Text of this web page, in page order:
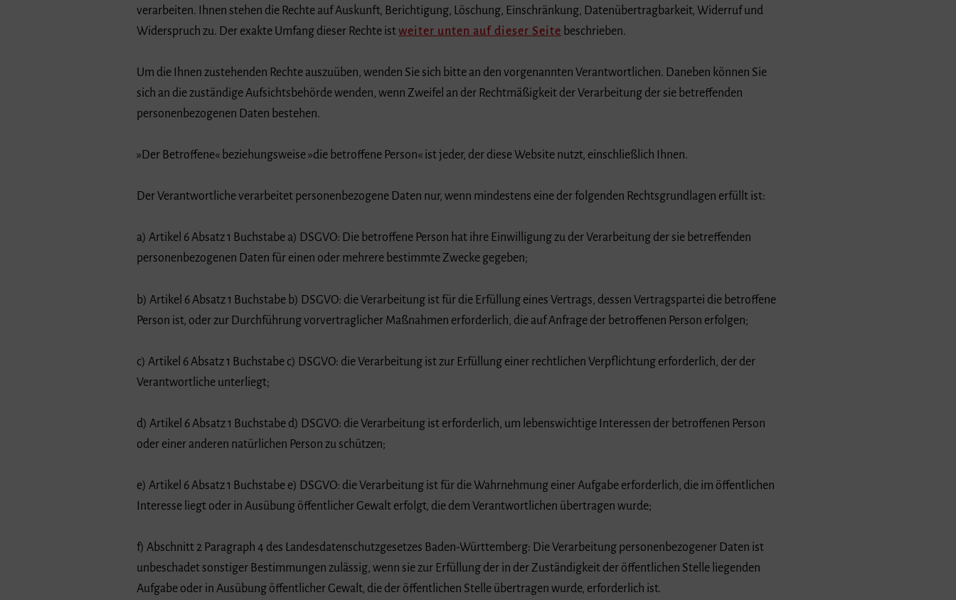
verarbeiten. Ihnen stehen die Rechte auf Auskunft, Berichtigung, Löschung, Einschränkung, Datenübertragbarkeit, Widerruf und
Widerspruch zu. Der exakte Umfang dieser Rechte istweiter unten auf dieser Seite beschrieben.
Um die Ihnen zustehenden Rechte auszuüben, wenden Sie sich bitte an den vorgenannten Verantwortlichen. Daneben können Sie
sich an die zuständige Aufsichtsbehörde wenden, wenn Zweifel an der Rechtmäßigkeit der Verarbeitung der sie betreffenden
personenbezogenen Daten bestehen.
»Der Betroffene« beziehungsweise »die betroffene Person« ist jeder, der diese Website nutzt, einschließlich Ihnen.
Der Verantwortliche verarbeitet personenbezogene Daten nur, wenn mindestens eine der folgenden Rechtsgrundlagen erfüllt ist:
a) Artikel 6 Absatz 1 Buchstabe a) DSGVO: Die betroffene Person hat ihre Einwilligung zu der Verarbeitung der sie betreffenden
personenbezogenen Daten für einen oder mehrere bestimmte Zwecke gegeben;
b) Artikel 6 Absatz 1 Buchstabe b) DSGVO: die Verarbeitung ist für die Erfüllung eines Vertrags, dessen Vertragspartei die betroffene
Person ist, oder zur Durchführung vorvertraglicher Maßnahmen erforderlich, die auf Anfrage der betroffenen Person erfolgen;
c) Artikel 6 Absatz 1 Buchstabe c) DSGVO: die Verarbeitung ist zur Erfüllung einer rechtlichen Verpflichtung erforderlich, der der
Verantwortliche unterliegt;
d) Artikel 6 Absatz 1 Buchstabe d) DSGVO: die Verarbeitung ist erforderlich, um lebenswichtige Interessen der betroffenen Person
oder einer anderen natürlichen Person zu schützen;
e) Artikel 6 Absatz 1 Buchstabe e) DSGVO: die Verarbeitung ist für die Wahrnehmung einer Aufgabe erforderlich, die im öffentlichen
Interesse liegt oder in Ausübung öffentlicher Gewalt erfolgt, die dem Verantwortlichen übertragen wurde;
f) Abschnitt 2 Paragraph 4 des Landesdatenschutzgesetzes Baden-Württemberg: Die Verarbeitung personenbezogener Daten ist
unbeschadet sonstiger Bestimmungen zulässig, wenn sie zur Erfüllung der in der Zuständigkeit der öffentlichen Stelle liegenden
Aufgabe oder in Ausübung öffentlicher Gewalt, die der öffentlichen Stelle übertragen wurde, erforderlich ist.